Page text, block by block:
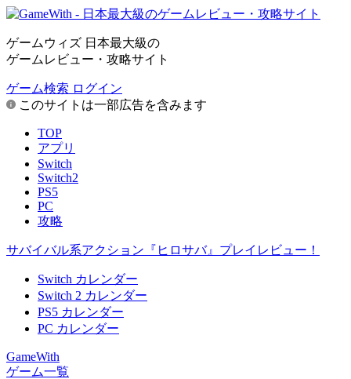
ゲームウィズ 日本最大級の
ゲームレビュー・攻略サイト
ゲーム検索 ログイン
このサイトは一部広告を含みます
TOP
アプリ
Switch
Switch2
PS5
PC
攻略
サバイバル系アクション『ヒロサバ』プレイレビュー！
Switch カレンダー
Switch 2 カレンダー
PS5 カレンダー
PC カレンダー
GameWith
ゲーム一覧